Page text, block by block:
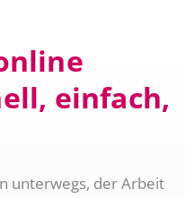
einfach,
unterwegs, der Arbeit